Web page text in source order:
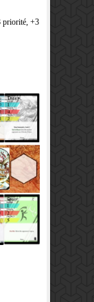
priorité, +3